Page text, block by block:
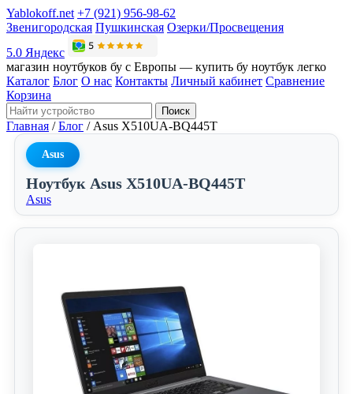
Yablokoff.net +7 (921) 956-98-62
Звенигородская Пушкинская Озерки/Просвещения
5.0 Яндекс
магазин ноутбуков бу с Европы — купить бу ноутбук легко
Каталог Блог О нас Контакты Личный кабинет Сравнение
Корзина
Поиск
Главная / Блог / Asus X510UA-BQ445T
Asus
Ноутбук Asus X510UA-BQ445T
Asus